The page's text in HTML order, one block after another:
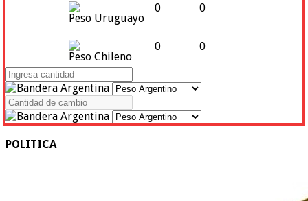
Peso Uruguayo
0 0
Peso Chileno
0 0
POLITICA